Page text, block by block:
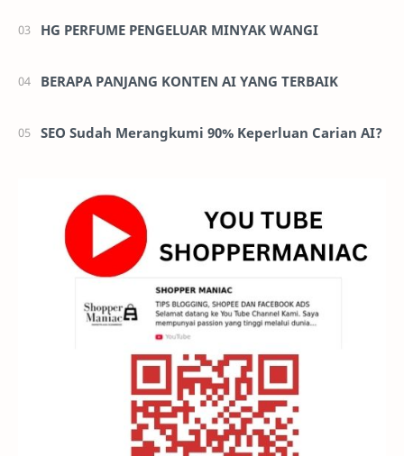
HG PERFUME PENGELUAR MINYAK WANGI
BERAPA PANJANG KONTEN AI YANG TERBAIK
SEO Sudah Merangkumi 90% Keperluan Carian AI?